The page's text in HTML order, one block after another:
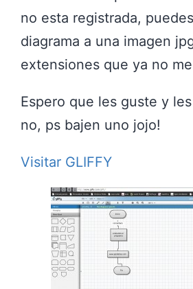
no esta registrada,
diagrama a una imagen
extensiones que ya no
Espero que les guste y
no, ps bajen uno jojo!
Visitar GLIFFY